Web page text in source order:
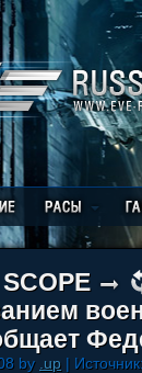
by .up |